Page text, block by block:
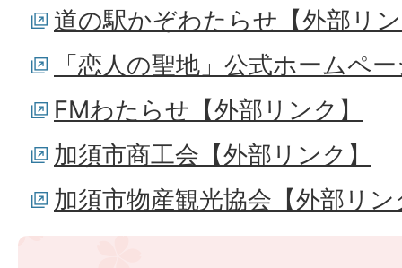
道の駅かぞわたらせ【外部リ
「恋人の聖地」公式ホームペ
FMわたらせ【外部リンク】
加須市商工会【外部リンク】
加須市物産観光協会【外部リン